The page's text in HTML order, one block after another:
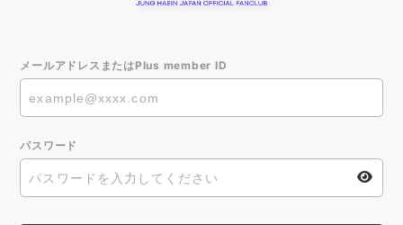
メールアドレスまたはPlus member ID
パスワード